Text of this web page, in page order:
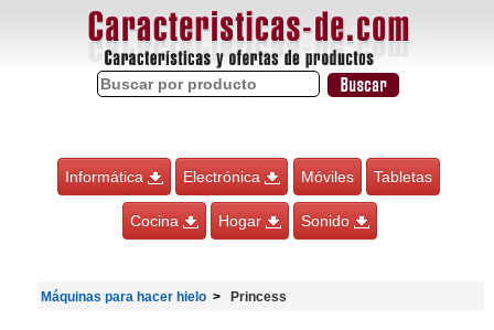
Informática Electrónica Móviles Tabletas
Cocina Hogar Sonido
Máquinas para hacer hielo Princess